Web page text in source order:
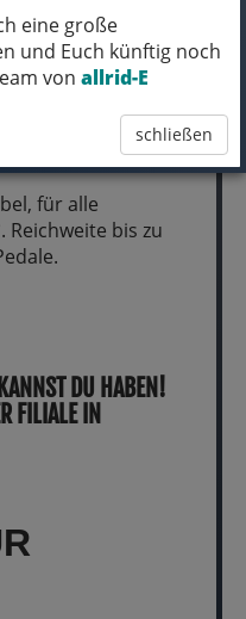
eine große
und Euch künftig noch
von allrid-E
schließen
patentierten
für alle
bis zu
DU HABEN!
FILIALE IN